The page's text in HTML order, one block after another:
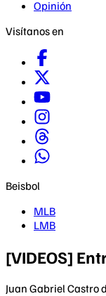
Opinión
Visítanos en
Beisbol
MLB
LMB
[VIDEOS]
Juan Gabriel Castro